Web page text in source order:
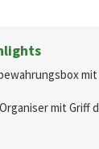
mit Griff